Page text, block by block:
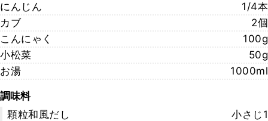
にんじん
1/4本
カブ
2個
こんにゃく
100g
小松菜
50g
お湯
1000ml
調味料
顆粒和風だし
小さじ1